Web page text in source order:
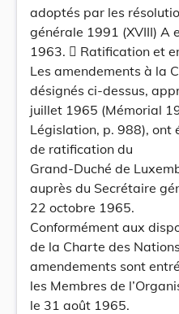
adoptés par les
générale 1991 (XVIII) A
1963.  Ratification et
Les amendements à la
désignés ci-dessus,
juillet 1965 (Mémorial
Législation, p. 988), ont
de ratification du
Grand-Duché de
auprès du Secrétaire
22 octobre 1965.
Conformément aux
de la Charte des
amendements sont
les Membres de
le 31 août 1965.